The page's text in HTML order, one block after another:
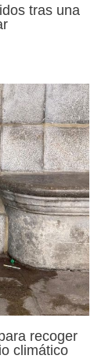
tras una
recoger
climático